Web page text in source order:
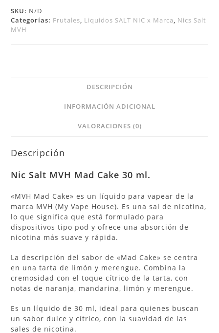
SKU: N/D
Categorías: Frutales, Liquidos SALT NIC x Marca, Nics Salt
MVH
DESCRIPCIÓN
INFORMACIÓN ADICIONAL
VALORACIONES (0)
Descripción
Nic Salt MVH Mad Cake 30 ml.
«MVH Mad Cake» es un líquido para vapear de la
marca MVH (My Vape House). Es una sal de nicotina,
lo que significa que está formulado para
dispositivos tipo pod y ofrece una absorción de
nicotina más suave y rápida.
La descripción del sabor de «Mad Cake» se centra
en una tarta de limón y merengue. Combina la
cremosidad con el toque cítrico de la tarta, con
notas de naranja, mandarina, limón y merengue.
Es un líquido de 30 ml, ideal para quienes buscan
un sabor dulce y cítrico, con la suavidad de las
sales de nicotina.